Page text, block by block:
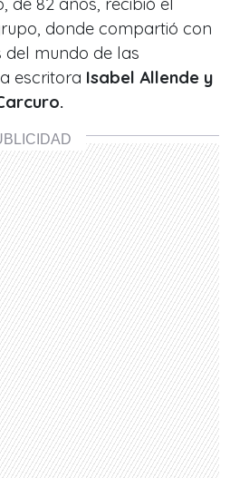
donde compartió con
mundo de las
escritora Isabel Allende y